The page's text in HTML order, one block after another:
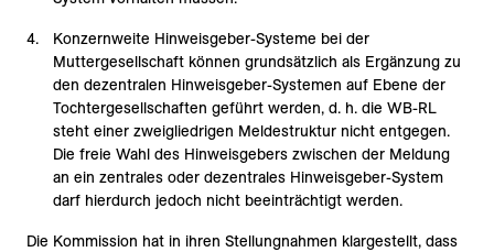
Konzernweite Hinweisgeber-Systeme bei der
Muttergesellschaft können grundsätzlich als Ergänzung zu
den dezentralen Hinweisgeber-Systemen auf Ebene der
Tochtergesellschaften geführt werden, d. h. die WB-RL
steht einer zweigliedrigen Meldestruktur nicht entgegen.
Die freie Wahl des Hinweisgebers zwischen der Meldung
an ein zentrales oder dezentrales Hinweisgeber-System
darf hierdurch jedoch nicht beeinträchtigt werden.
Die Kommission hat in ihren Stellungnahmen klargestellt, dass